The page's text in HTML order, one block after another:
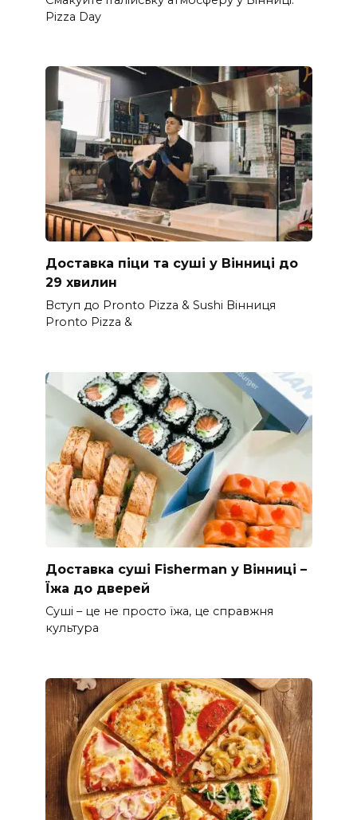
Pizza Day
Доставка піци та суші у Вінниці до
29 хвилин
Вступ до Pronto Pizza & Sushi Вінниця
Pronto Pizza &
Доставка суші Fisherman у Вінниці –
Їжа до дверей
Суші – це не просто їжа, це справжня
культура